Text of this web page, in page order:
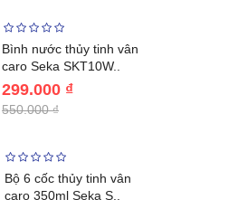
Bình nước thủy tinh vân
caro Seka SKT10W..
299.000 ₫
550.000 ₫
Bộ 6 cốc thủy tinh vân
caro 350ml Seka S..